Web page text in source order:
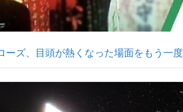
まま解散」WBC日本代表“敗戦”の真実 選手が明かす...
将棋
ーズ、目頭が熱くなった場面をもう一度